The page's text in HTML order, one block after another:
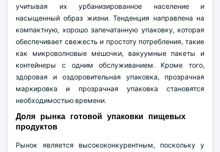
учитывая их урбанизированное население и
насыщенный образ жизни. Тенденция направлена на
компактную, хорошо запечатанную упаковку, которая
обеспечивает свежесть и простоту потребления, такие
как микроволновые мешочки, вакуумные пакеты и
контейнеры с одним обслуживанием. Кроме того,
здоровая и оздоровительная упаковка, прозрачная
маркировка и прозрачная упаковка становятся
необходимостью времени.
Доля рынка готовой упаковки пищевых
продуктов
Рынок является высококонкурентным, поскольку у